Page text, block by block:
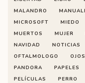
MALANDRO
MICROSOFT
MIEDO
MUERTOS
MUJER
NAVIDAD
NOTICIAS
OFTALMOLOGO
OJOS
PANDORA
PAPELES
PELÍCULAS
PERRO